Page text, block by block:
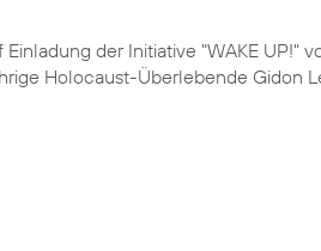
der Initiative "WAKE UP!"
Holocaust-Überlebende Gidon